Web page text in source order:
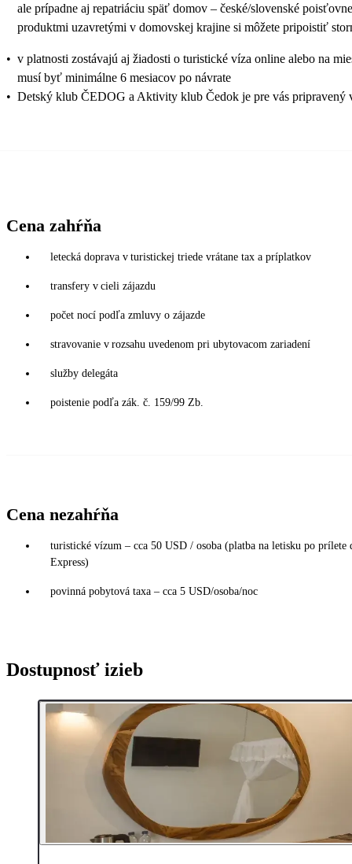
ale prípadne aj repatriáciu späť domov – české/slovenské
produktmi uzavretými v domovskej krajine si môžete pripoistiť
• v platnosti zostávajú aj žiadosti o turistické víza online alebo na
musí byť minimálne 6 mesiacov po návrate
• Detský klub ČEDOG a Aktivity klub Čedok je pre vás pripravený
Cena zahŕňa
letecká doprava v turistickej triede vrátane tax a príplatkov
transfery v cieli zájazdu
počet nocí podľa zmluvy o zájazde
stravovanie v rozsahu uvedenom pri ubytovacom zariadení
služby delegáta
poistenie podľa zák. č. 159/99 Zb.
Cena nezahŕňa
turistické vízum – cca 50 USD / osoba (platba na letisku po
Express)
povinná pobytová taxa – cca 5 USD/osoba/noc
Dostupnosť izieb